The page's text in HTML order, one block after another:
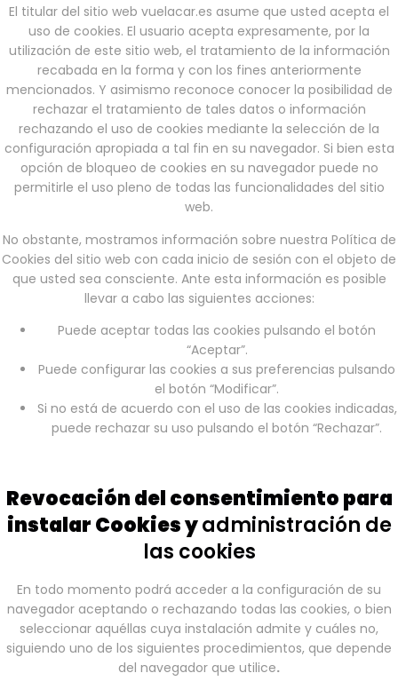
El titular del sitio web vuelacar.es asume que usted acepta el
uso de cookies. El usuario acepta expresamente, por la
utilización de este sitio web, el tratamiento de la información
recabada en la forma y con los fines anteriormente
mencionados. Y asimismo reconoce conocer la posibilidad de
rechazar el tratamiento de tales datos o información
rechazando el uso de cookies mediante la selección de la
configuración apropiada a tal fin en su navegador. Si bien esta
opción de bloqueo de cookies en su navegador puede no
permitirle el uso pleno de todas las funcionalidades del sitio
web.
No obstante, mostramos información sobre nuestra Política de
Cookies del sitio web con cada inicio de sesión con el objeto de
que usted sea consciente. Ante esta información es posible
llevar a cabo las siguientes acciones:
Puede aceptar todas las cookies pulsando el botón
“Aceptar”.
Puede configurar las cookies a sus preferencias pulsando
el botón “Modificar”.
Si no está de acuerdo con el uso de las cookies indicadas,
puede rechazar su uso pulsando el botón “Rechazar”.
Revocación del consentimiento para
instalar Cookies yadministración de
las cookies
En todo momento podrá acceder a la configuración de su
navegador aceptando o rechazando todas las cookies, o bien
seleccionar aquéllas cuya instalación admite y cuáles no,
siguiendo uno de los siguientes procedimientos, que depende
del navegador que utilice.